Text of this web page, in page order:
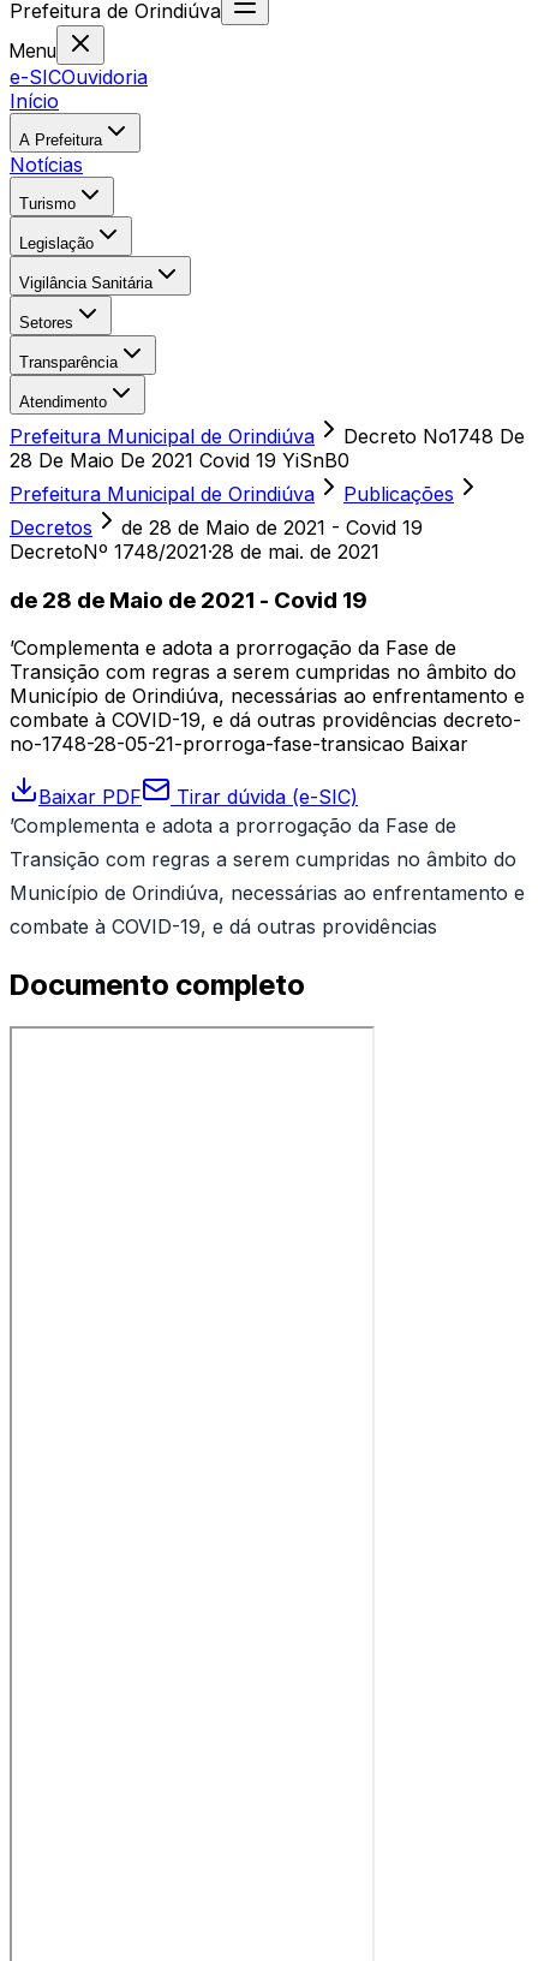
Prefeitura de Orindiúva
Menu
e-SICOuvidoria
Início
A Prefeitura
Notícias
Turismo
Legislação
Vigilância Sanitária
Setores
Transparência
Atendimento
Prefeitura Municipal de Orindiúva
Decreto No1748 De
28 De Maio De 2021 Covid 19 YiSnB0
Prefeitura Municipal de Orindiúva
Publicações
Decretos
de 28 de Maio de 2021 - Covid 19
DecretoNº 1748/2021·28 de mai. de 2021
de 28 de Maio de 2021 - Covid 19
’Complementa e adota a prorrogação da Fase de
Transição com regras a serem cumpridas no âmbito do
Município de Orindiúva, necessárias ao enfrentamento e
combate à COVID-19, e dá outras providências decreto-
no-1748-28-05-21-prorroga-fase-transicao Baixar
Baixar PDF
Tirar dúvida (e-SIC)
’Complementa e adota a prorrogação da Fase de
Transição com regras a serem cumpridas no âmbito do
Município de Orindiúva, necessárias ao enfrentamento e
combate à COVID-19, e dá outras providências
Documento completo